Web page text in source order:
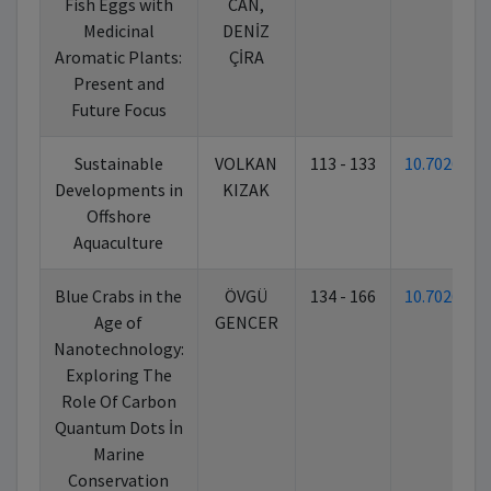
Fish Eggs with
Medicinal
Aromatic Plants:
Present and
Future Focus
CAN,
DENİZ
ÇİRA
Sustainable
Developments in
Offshore
Aquaculture
VOLKAN
KIZAK
113 - 133 10.70269/
Blue Crabs in the
Age of
Nanotechnology:
Exploring The
Role Of Carbon
Quantum Dots İn
Marine
Conservation
ÖVGÜ
GENCER
134 - 166 10.70269/